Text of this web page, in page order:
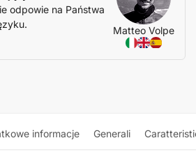
odpowie na Państwa
Matteo Volpe
informacje Generali